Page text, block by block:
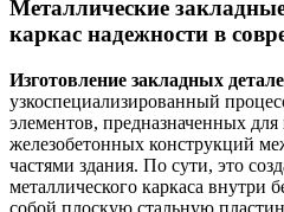
Металлические
каркас надежности в
Изготовление закладных
узкоспециализированный
элементов, предназначенных
железобетонных конструкций
частями здания. По сути, это
металлического каркаса внутри
собой плоскую стальную